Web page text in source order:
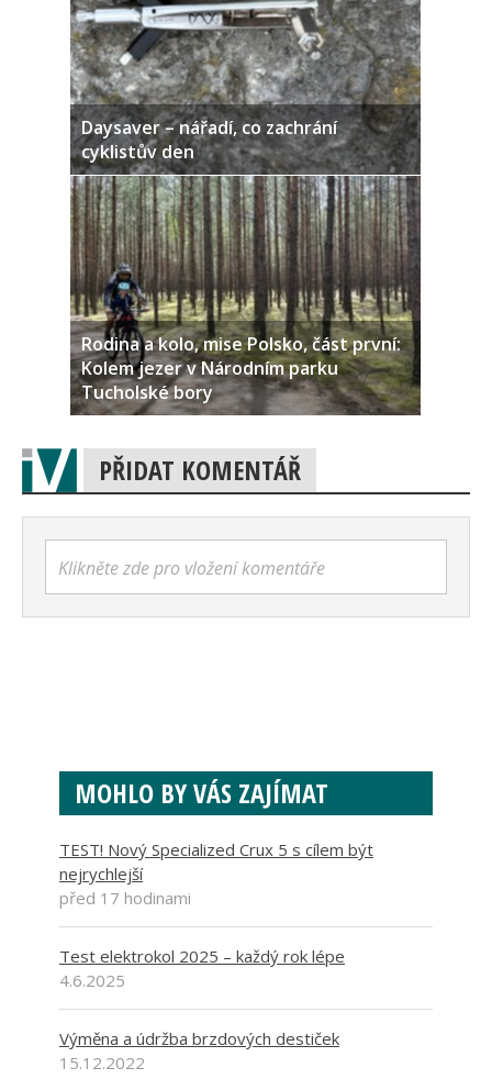
Daysaver – nářadí, co zachrání
cyklistův den
Rodina a kolo, mise Polsko, část první:
Kolem jezer v Národním parku
Tucholské bory
PŘIDAT KOMENTÁŘ
Klikněte zde pro vložení komentáře
MOHLO BY VÁS ZAJÍMAT
TEST! Nový Specialized Crux 5 s cílem být
nejrychlejší
před 17 hodinami
Test elektrokol 2025 – každý rok lépe
4.6.2025
Výměna a údržba brzdových destiček
15.12.2022